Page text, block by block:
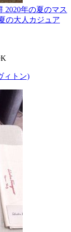
2020年の夏のマス
の大人カジュア
ィトン)